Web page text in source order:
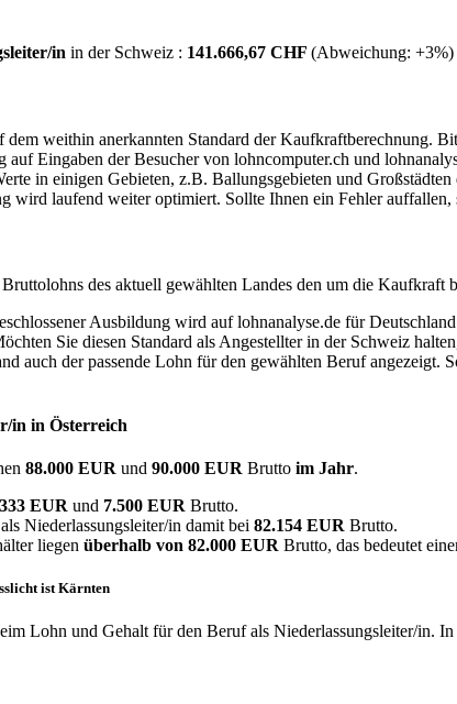
in in der Schweiz : 141.666,67 CHF (Abweichung: +3%)
weithin anerkannten Standard der Kaufkraftberechnung.
Eingaben der Besucher von lohncomputer.ch und
in einigen Gebieten, z.B. Ballungsgebieten und
wird laufend weiter optimiert. Sollte Ihnen ein Fehler auffallen,
des aktuell gewählten Landes den um die
Ausbildung wird auf lohnanalyse.de für
Sie diesen Standard als Angestellter in der Schweiz
auch der passende Lohn für den gewählten Beruf
in in Österreich
88.000 EUR und 90.000 EUR Brutto im Jahr.
EUR und 7.500 EUR Brutto.
als Niederlassungsleiter/in damit bei 82.154 EUR Brutto.
liegen überhalb von 82.000 EUR Brutto, das bedeutet
ist Kärnten
Lohn und Gehalt für den Beruf als Niederlassungsleiter/in. In